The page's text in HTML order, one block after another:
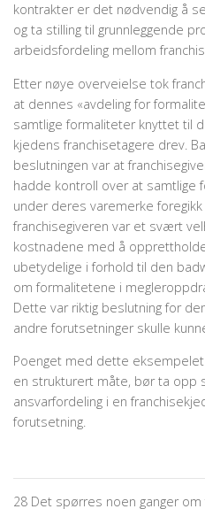
kontrakter er det nødvendig å
og ta stil­ling til grunnleggende
arbeidsfordeling mellom
Etter nøye overveielse tok
at dennes «avdeling for
samtlige formaliteter knyttet til
kjedens franchisetagere drev.
beslutningen var at
hadde kontroll over at samtlige
under deres varemerke
franchisegiveren var et svært
kostnadene med å
ubetydelige i forhold til den
om formalitetene i
Dette var riktig beslutning for
andre forutsetninger skulle
Poenget med dette
en strukturert måte, bør ta opp
ansvarfordeling i en
forutsetning.
28 Det spørres noen ganger om